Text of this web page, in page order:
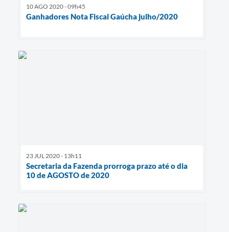
10 AGO 2020 - 09h45
Ganhadores Nota Fiscal Gaúcha julho/2020
23 JUL 2020 - 13h11
Secretaria da Fazenda prorroga prazo até o dia
10 de AGOSTO de 2020